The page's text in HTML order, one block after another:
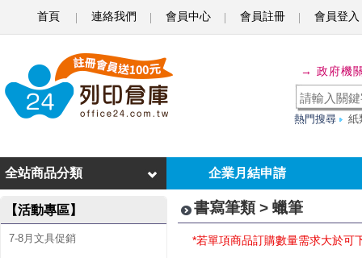
首頁 連絡我們 會員中心 會員註冊 會員登入
筆
→ 政府機
熱門搜尋 紙
企業月結申請
全站商品分類
【活動專區】
7-8月文具促銷
書寫筆類 > 蠟筆
*若單項商品訂購數量需求大於可